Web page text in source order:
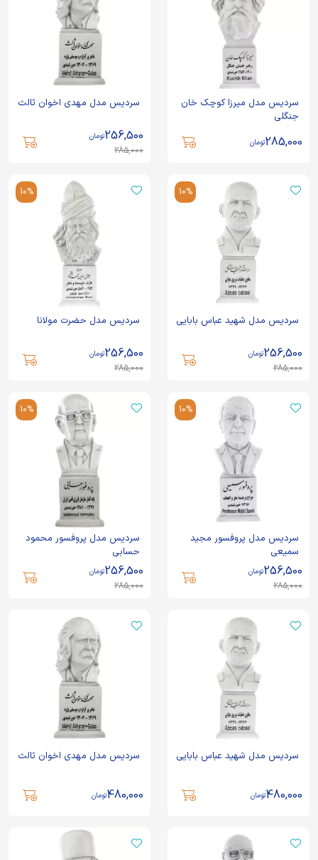
سردیس مدل میرزا کوچک خان
جنگلی
285,000تومان
سردیس مدل مهدی اخوان ثالث
285,000
256,500تومان
10%
سردیس مدل شهید عباس بابایی
285,000
256,500تومان
10%
سردیس مدل حضرت مولانا
285,000
256,500تومان
10%
سردیس مدل پروفسور مجید
سمیعی
285,000
256,500تومان
10%
سردیس مدل پروفسور محمود
حسابی
285,000
256,500تومان
سردیس مدل شهید عباس بابایی
480,000تومان
سردیس مدل مهدی اخوان ثالث
480,000تومان